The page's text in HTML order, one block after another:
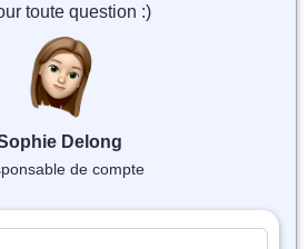
toute question :)
Delong
de compte